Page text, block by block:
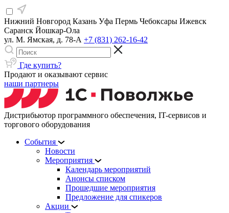
Нижний Новгород Казань Уфа Пермь Чебоксары Ижевск
Саранск Йошкар-Ола
ул. М. Ямская, д. 78-А +7 (831) 262-16-42
Где купить?
Продают и оказывают сервис
наши партнеры
Дистрибьютор программного обеспечения, IT-сервисов и
торгового оборудования
События
Новости
Мероприятия
Календарь мероприятий
Анонсы списком
Прошедшие мероприятия
Предложение для спикеров
Акции